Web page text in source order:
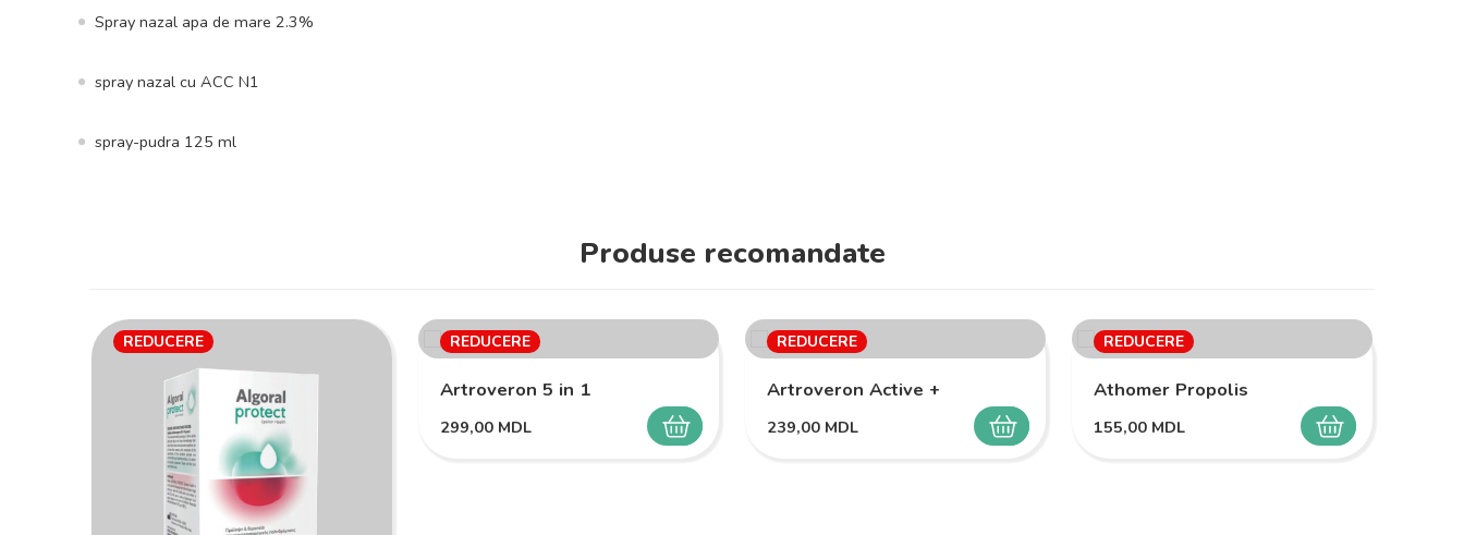
Spray nazal apa de mare 2.3%
spray nazal cu ACC N1
spray-pudra 125 ml
Produse recomandate
REDUCERE REDUCERE
SELECTEAZĂ
Artroveron 5 in 1
299,00 MDL
REDUCERE
SELECTEAZĂ
Artroveron Active +
239,00 MDL
REDUCERE
SELECTEAZĂ
Athomer Propolis
155,00 MDL